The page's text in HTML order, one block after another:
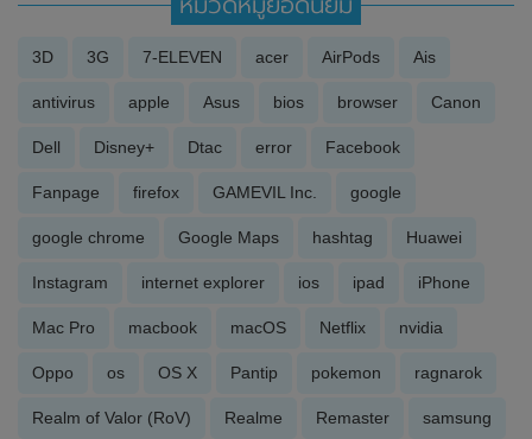
3D 3G 7-ELEVEN acer AirPods Ais
antivirus apple Asus bios browser Canon
Dell Disney+ Dtac error Facebook
Fanpage firefox GAMEVIL Inc. google
google chrome Google Maps hashtag Huawei
Instagram internet explorer ios ipad iPhone
Mac Pro macbook macOS Netflix nvidia
Oppo os OS X Pantip pokemon ragnarok
Realm of Valor (RoV) Realme Remaster samsung